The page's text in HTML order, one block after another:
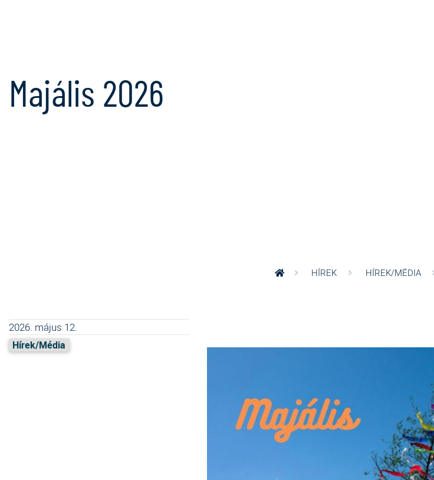
Majális 2026
HÍREK HÍREK/MÉDIA
2026. május 12.
Hírek/Média